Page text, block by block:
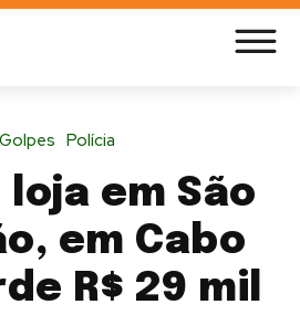
Golpes Polícia
loja em São
em Cabo
R$ 29 mil